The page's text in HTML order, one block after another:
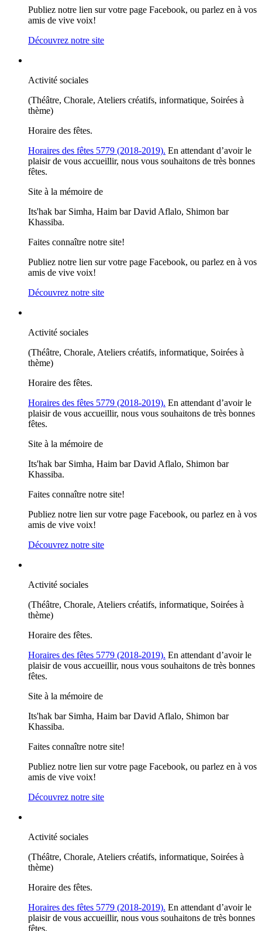
Publiez notre lien sur votre page Facebook, ou parlez en à vos
amis de vive voix!
Découvrez notre site
Activité sociales
(Théâtre, Chorale, Ateliers créatifs, informatique, Soirées à
thème)
Horaire des fêtes.
Horaires des fêtes 5779 (2018-2019). En attendant d’avoir le
plaisir de vous accueillir, nous vous souhaitons de très bonnes
fêtes.
Site à la mémoire de
Its'hak bar Simha, Haim bar David Aflalo, Shimon bar
Khassiba.
Faites connaître notre site!
Publiez notre lien sur votre page Facebook, ou parlez en à vos
amis de vive voix!
Découvrez notre site
Activité sociales
(Théâtre, Chorale, Ateliers créatifs, informatique, Soirées à
thème)
Horaire des fêtes.
Horaires des fêtes 5779 (2018-2019). En attendant d’avoir le
plaisir de vous accueillir, nous vous souhaitons de très bonnes
fêtes.
Site à la mémoire de
Its'hak bar Simha, Haim bar David Aflalo, Shimon bar
Khassiba.
Faites connaître notre site!
Publiez notre lien sur votre page Facebook, ou parlez en à vos
amis de vive voix!
Découvrez notre site
Activité sociales
(Théâtre, Chorale, Ateliers créatifs, informatique, Soirées à
thème)
Horaire des fêtes.
Horaires des fêtes 5779 (2018-2019). En attendant d’avoir le
plaisir de vous accueillir, nous vous souhaitons de très bonnes
fêtes.
Site à la mémoire de
Its'hak bar Simha, Haim bar David Aflalo, Shimon bar
Khassiba.
Faites connaître notre site!
Publiez notre lien sur votre page Facebook, ou parlez en à vos
amis de vive voix!
Découvrez notre site
Activité sociales
(Théâtre, Chorale, Ateliers créatifs, informatique, Soirées à
thème)
Horaire des fêtes.
Horaires des fêtes 5779 (2018-2019). En attendant d’avoir le
plaisir de vous accueillir, nous vous souhaitons de très bonnes
fêtes.